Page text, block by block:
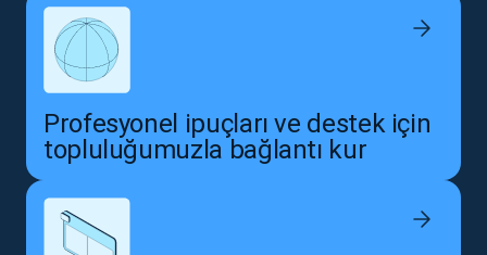
Profesyonel ipuçları ve destek için
topluluğumuzla bağlantı kur